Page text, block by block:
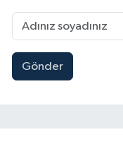
Gönder